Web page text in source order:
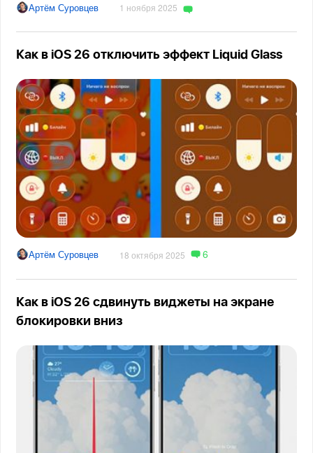
Артём Суровцев 1 ноября 2025
Как в iOS 26 отключить эффект Liquid Glass
Артём Суровцев 18 октября 2025 6
Как в iOS 26 сдвинуть виджеты на экране
блокировки вниз